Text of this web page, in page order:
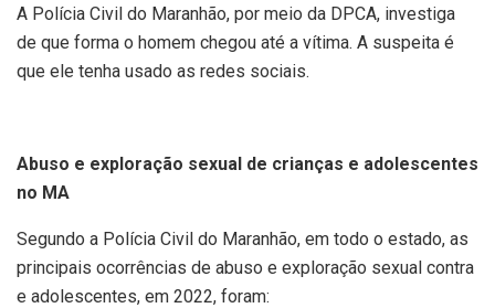
A Polícia Civil do Maranhão, por meio da DPCA, investiga
de que forma o homem chegou até a vítima. A suspeita é
que ele tenha usado as redes sociais.
Abuso e exploração sexual de crianças e adolescentes
no MA
Segundo a Polícia Civil do Maranhão, em todo o estado, as
principais ocorrências de abuso e exploração sexual contra
e adolescentes, em 2022, foram: